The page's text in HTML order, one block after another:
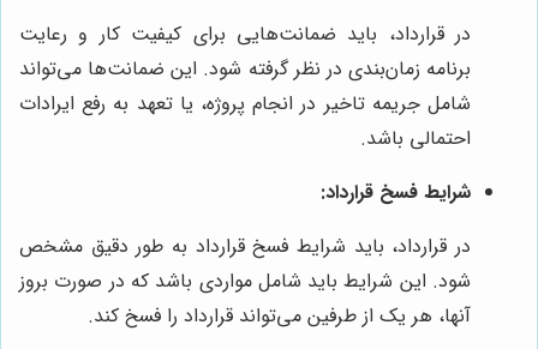
در قرارداد، باید ضمانت‌هایی برای کیفیت کار و رعایت
برنامه زمان‌بندی در نظر گرفته شود. این ضمانت‌ها می‌تواند
شامل جریمه تاخیر در انجام پروژه، یا تعهد به رفع ایرادات
احتمالی باشد.
شرایط فسخ قرارداد:
در قرارداد، باید شرایط فسخ قرارداد به طور دقیق مشخص
شود. این شرایط باید شامل مواردی باشد که در صورت بروز
آنها، هر یک از طرفین می‌تواند قرارداد را فسخ کند.